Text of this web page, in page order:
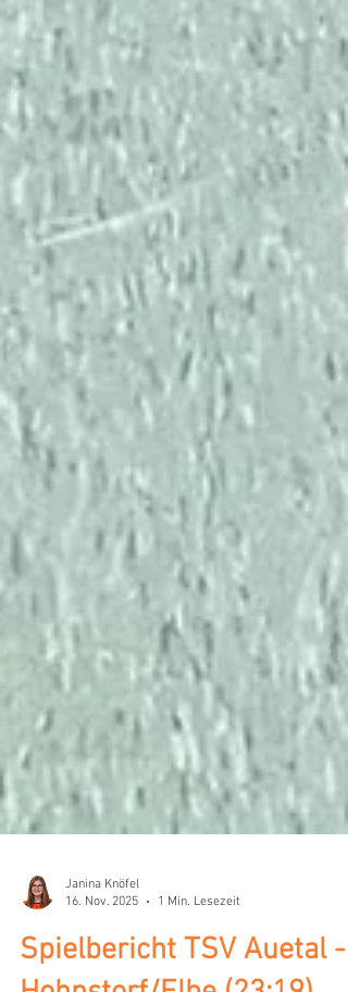
Janina Knöfel
16. Nov. 2025
1 Min. Lesezeit